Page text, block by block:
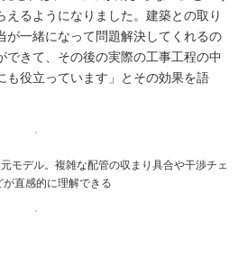
えるようになりました。建築との取り
が一緒になって問題解決してくれるの
できて、その後の実際の工事工程の中
も役立っています」とその効果を語
モデル。複雑な配管の収まり具合や干渉チェ
が直感的に理解できる